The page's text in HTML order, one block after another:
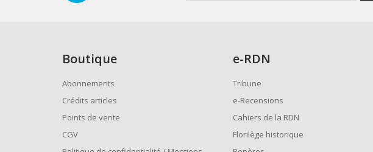
Boutique
Abonnements
Crédits articles
Points de vente
CGV
e-RDN
Tribune
e-Recensions
Cahiers de la RDN
Florilège historique